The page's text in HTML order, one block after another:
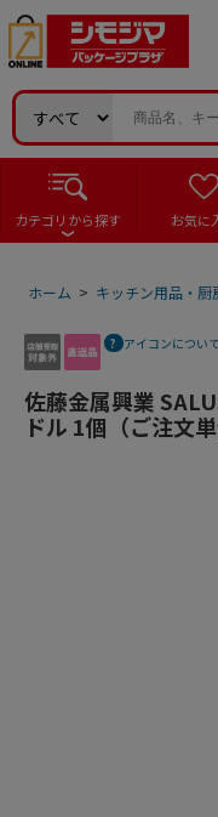
カテゴリから探す お気に
ホーム > キッチン用品・厨
アイコンについて
佐藤金属興業
ドル 1個（ご注文